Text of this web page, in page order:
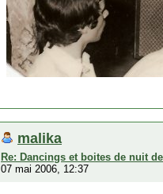
malika
Re: Dancings et boites de nuit
07 mai 2006, 12:37